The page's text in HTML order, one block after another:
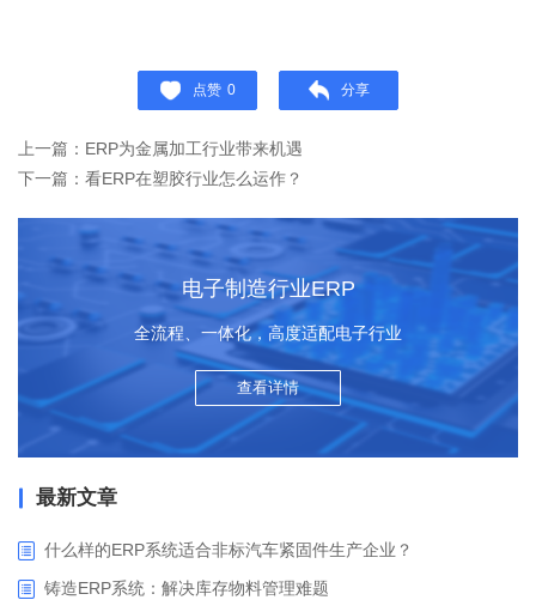
点赞 0 分享
上一篇：ERP为金属加工行业带来机遇
下一篇：看ERP在塑胶行业怎么运作？
电子制造行业ERP
全流程、一体化，高度适配电子行业
查看详情
最新文章
什么样的ERP系统适合非标汽车紧固件生产企业？
铸造ERP系统：解决库存物料管理难题